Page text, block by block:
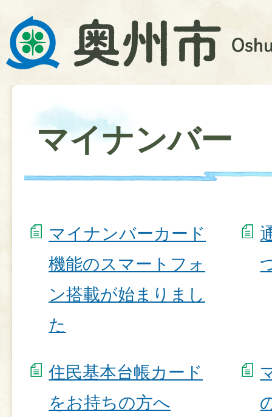
マイナンバー
マイナンバーカード
機能のスマートフォ
ン搭載が始まりまし
た
住民基本台帳カード
をお持ちの方へ